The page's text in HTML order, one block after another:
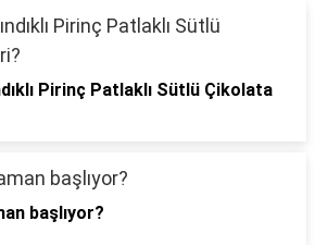
Pirinç Patlaklı Sütlü Çikolata
başlıyor?